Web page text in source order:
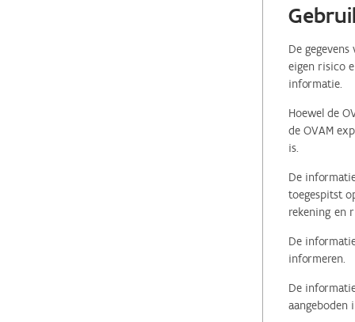
De
eigen risico
informatie.
Hoewel de
de OVAM
is.
De
toegespitst
rekening en
De
informeren.
De
aangeboden